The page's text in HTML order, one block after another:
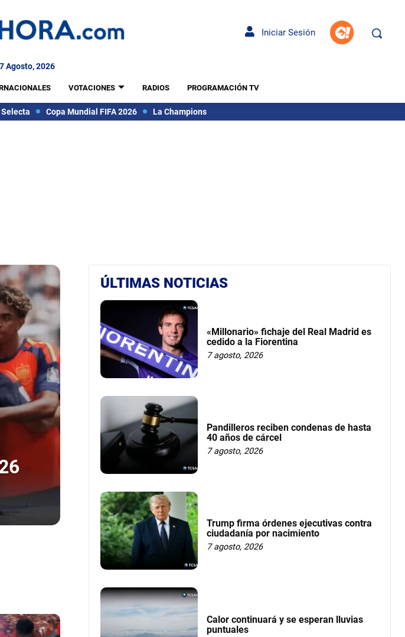
Iniciar Sesión
Agosto, 2026
VOTACIONES RADIOS PROGRAMACIÓN TV
Selecta Copa Mundial FIFA 2026 La Champions
ÚLTIMAS NOTICIAS
«Millonario» fichaje del Real Madrid es
cedido a la Fiorentina
7 agosto, 2026
Pandilleros reciben condenas de hasta
40 años de cárcel
7 agosto, 2026
Trump firma órdenes ejecutivas contra
ciudadanía por nacimiento
7 agosto, 2026
Calor continuará y se esperan lluvias
puntuales